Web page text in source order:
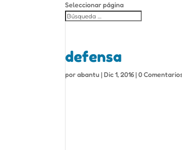
Seleccionar página
defensa
porabantu |Dic 1, 2016|0